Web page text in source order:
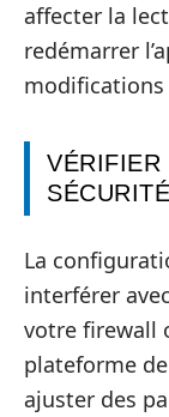
affecter la
redémarrer
modifications
VÉRIFIER
SÉCURITÉ
La
interférer
votre firewall
plateforme
ajuster des